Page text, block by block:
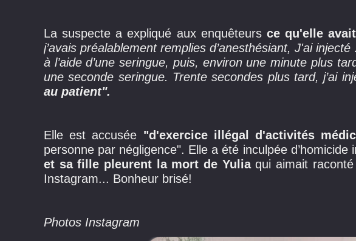
La suspecte a expliqué aux enquêteurs ce qu'elle
j’avais préalablement remplies d’anesthésiant, J'ai injecté
à l’aide d’une seringue, puis, environ une minute plus
une seconde seringue. Trente secondes plus tard, j’ai
au patient".
Elle est accusée "d'exercice illégal d'activités
personne par négligence". Elle a été inculpée d’homicide
et sa fille pleurent la mort de Yuliaqui aimait
Instagram... Bonheur brisé!
Photos Instagram